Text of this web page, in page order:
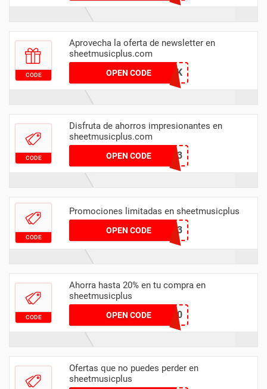
CODE
Aprovecha la oferta de newsletter en
sheetmusicplus.com
OPEN CODE
WELCOMEBACK
CODE
Disfruta de ahorros impresionantes en
sheetmusicplus.com
OPEN CODEPEDAL23
CODE
Promociones limitadas en sheetmusicplus
OPEN CODEJAZZ23
CODE
Ahorra hasta 20% en tu compra en
sheetmusicplus
OPEN CODECyBer20
Ofertas que no puedes perder en
sheetmusicplus